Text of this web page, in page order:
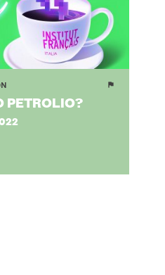
PE­TRO­LIO?